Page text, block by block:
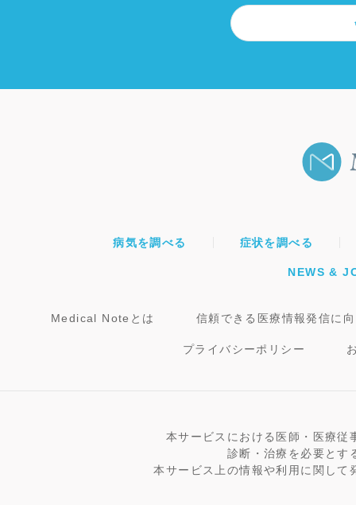
病気を調べる 症状を調べる
NEWS &
Medical Noteとは 信頼できる医療情報発信に
プライバシーポリシー
本サービスにおける医師・医療従
診断・治療を必要とす
本サービス上の情報や利用に関し